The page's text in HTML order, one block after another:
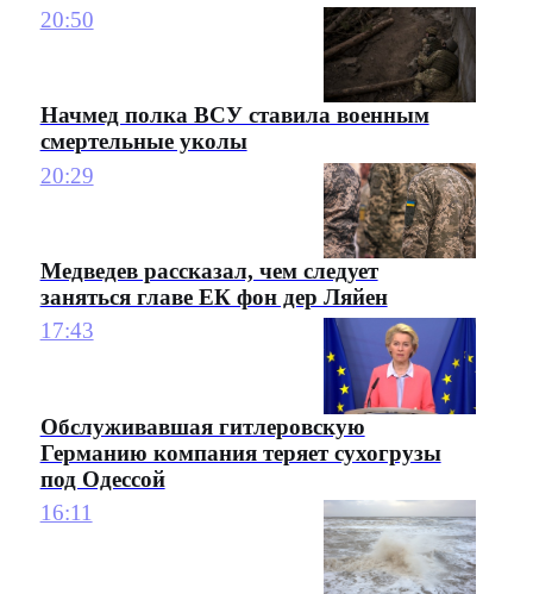
20:50
Начмед полка ВСУ ставила военным
смертельные уколы
20:29
Медведев рассказал, чем следует
заняться главе ЕК фон дер Ляйен
17:43
Обслуживавшая гитлеровскую
Германию компания теряет сухогрузы
под Одессой
16:11